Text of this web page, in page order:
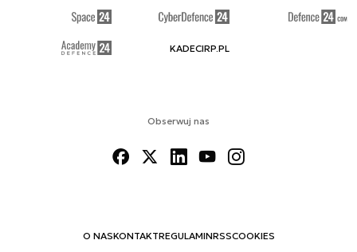
Obserwuj nas
O NASKONTAKTREGULAMINRSSCOOKIES
KADECIRP.PL